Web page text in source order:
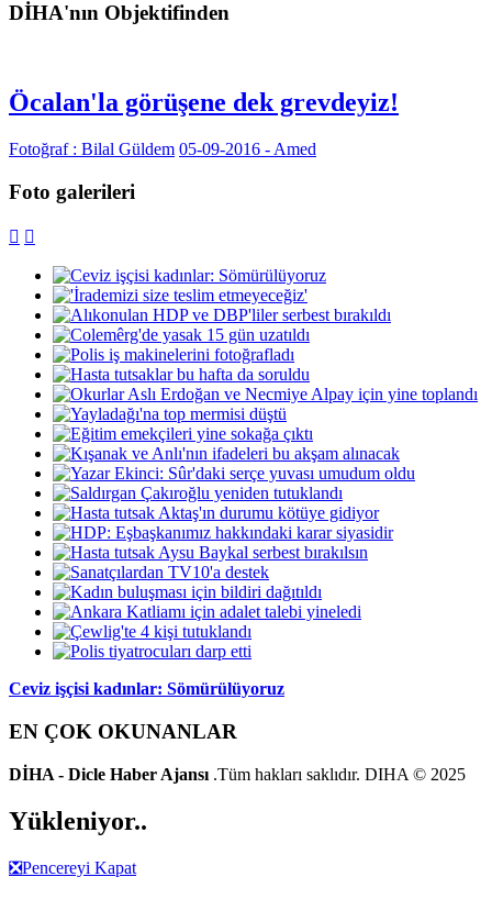
DİHA'nın Objektifinden
Öcalan'la görüşene dek grevdeyiz!
Fotoğraf : Bilal Güldem 05-09-2016 - Amed
Foto galerileri
 
Ceviz işçisi kadınlar: Sömürülüyoruz
EN ÇOK OKUNANLAR
DİHA - Dicle Haber Ajansı .Tüm hakları saklıdır. DIHA © 2025
Yükleniyor..
❎Pencereyi Kapat